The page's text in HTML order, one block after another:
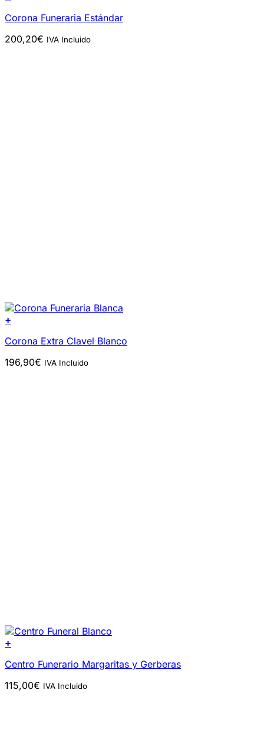
Corona Funeraria Estándar
200,20€ IVA Incluido
+
Corona Extra Clavel Blanco
196,90€ IVA Incluido
+
Centro Funerario Margaritas y Gerberas
115,00€ IVA Incluido